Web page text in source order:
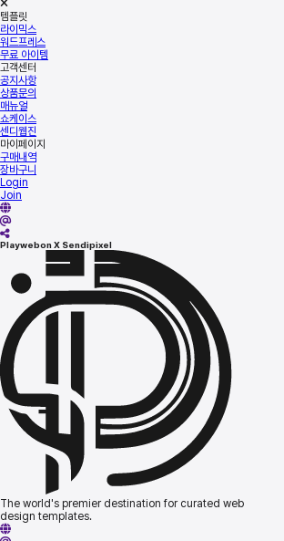
템플릿
라이믹스
워드프레스
무료 아이템
고객센터
공지사항
상품문의
매뉴얼
쇼케이스
센디웹진
마이페이지
구매내역
장바구니
Login
Join
Playwebon X Sendipixel
The world's premier destination for curated web
design templates.